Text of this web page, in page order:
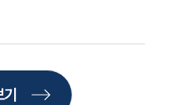
담예약
기